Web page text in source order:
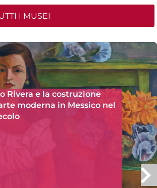
I MUSEI
Rivera e la costruzione
moderna in Messico nel